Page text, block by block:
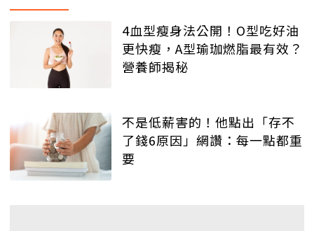
4血型瘦身法公開！O型吃好油
更快瘦，A型瑜珈燃脂最有效？
營養師揭秘
不是低薪害的！他點出「存不
了錢6原因」網讚：每一點都重
要